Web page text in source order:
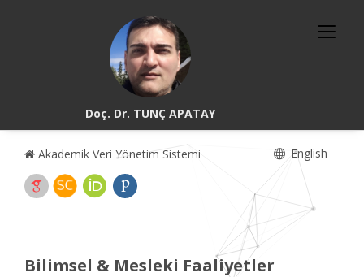
Doç. Dr. TUNÇ APATAY
Akademik Veri Yönetim Sistemi English
Bilimsel & Mesleki Faaliyetler